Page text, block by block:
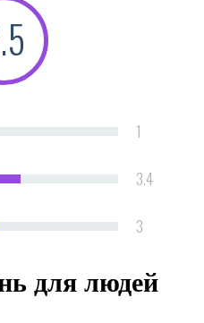
1
3.4
3
для людей